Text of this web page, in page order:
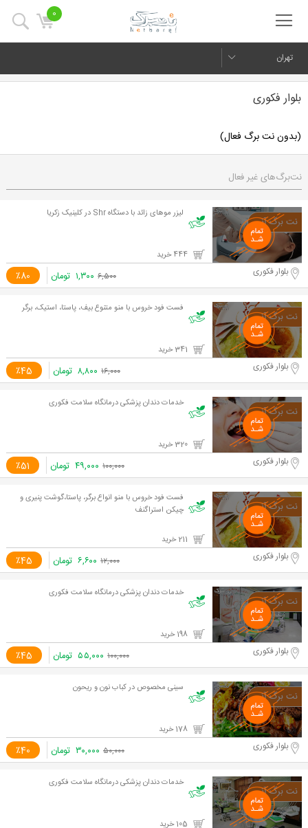
0
تهران
بلوار فکوری
(بدون نت برگ فعال)
نت‌برگ‌های غیر فعال
لیزر موهای زائد با دستگاه Shr در کلینیک زکریا
٪80 بلوار فکوری ۶,۵۰۰ ۱,۳۰۰ تومان
فست فود خروس با منو متنوع بیف، پاستا، استیک، برگر
٪45 بلوار فکوری ۱۶,۰۰۰ ۸,۸۰۰ تومان
خدمات دندان پزشکی درمانگاه سلامت فکوری
٪51 بلوار فکوری ۱۰۰,۰۰۰ ۴۹,۰۰۰ تومان
فست فود خروس با منو انواع برگر، پاستا،گوشت پنیری و
چیکن استراگنف
٪45 بلوار فکوری ۱۲,۰۰۰ ۶,۶۰۰ تومان
خدمات دندان پزشکی درمانگاه سلامت فکوری
٪45 بلوار فکوری ۱۰۰,۰۰۰ ۵۵,۰۰۰ تومان
سینی مخصوص در کباب نون و ریحون
٪40 بلوار فکوری ۵۰,۰۰۰ ۳۰,۰۰۰ تومان
خدمات دندان پزشکی درمانگاه سلامت فکوری